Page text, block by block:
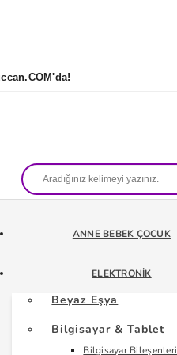
ANNE BEBEK ÇOCUK
ELEKTRONIK
Beyaz Eşya
Bilgisayar & Tablet
Bilgisayar Bileşenleri